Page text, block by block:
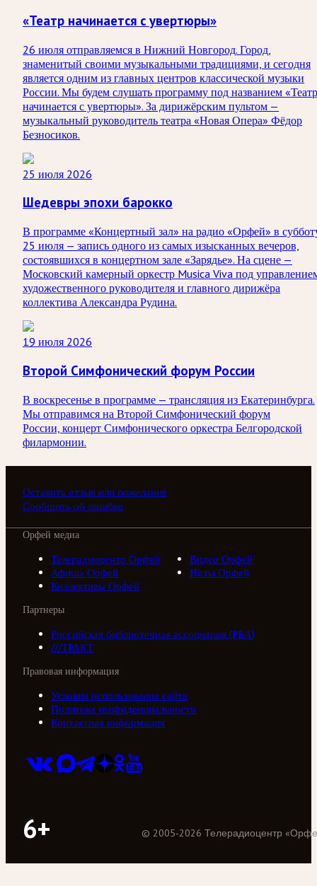
«Театр начинается с увертюры»
26 июля отправляемся в Нижний Новгород. Город,
знаменитый своими музыкальными традициями, и сегодня
является одним из главных центров классической музыки
России. Мы будем слушать программу под названием «Театр
начинается с увертюры». За дирижёрским пультом —
музыкальный руководитель театра «Новая Опера» Фёдор
Безносиков.
25 июля 2026
Шедевры эпохи барокко
В программе «Концертный зал» на радио «Орфей» в
25 июля — запись одного из самых изысканных вечеров,
состоявшихся в концертном зале «Зарядье». На сцене —
Московский камерный оркестр Musica Viva под
художественного руководителя и главного дирижёра
коллектива Александра Рудина.
19 июля 2026
Второй Симфонический форум России
В воскресенье в программе — трансляция из Екатеринбурга.
Мы отправимся на Второй Симфонический форум
России, концерт Симфонического оркестра Белгородской
филармонии.
Оставить отзыв или пожелание
Сообщить об ошибке
Орфей медиа
Телерадиоцентр Орфей
Видео Орфей
Афиша Орфей
Ноты Орфей
Коллективы Орфей
Партнеры
Российская библиотечная ассоциация (РБА)
///ТРАКТ
Правовая информация
Условия использования сайта
Политика конфиденциальности
Контактная информация
6+ © 2005-2026 Телерадиоцентр